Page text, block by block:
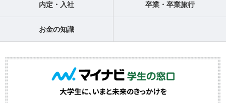
内定・入社 卒業・卒業旅行
お金の知識